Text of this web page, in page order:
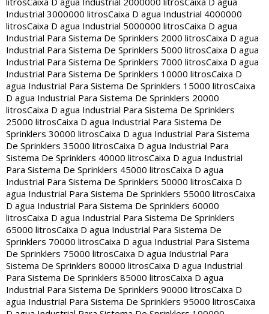
Industrial 3000000 litrosCaixa D agua Industrial 4000000
litrosCaixa D agua Industrial 5000000 litrosCaixa D agua
Industrial Para Sistema De Sprinklers 2000 litrosCaixa D agua
Industrial Para Sistema De Sprinklers 5000 litrosCaixa D agua
Industrial Para Sistema De Sprinklers 7000 litrosCaixa D agua
Industrial Para Sistema De Sprinklers 10000 litrosCaixa D
agua Industrial Para Sistema De Sprinklers 15000 litrosCaixa
D agua Industrial Para Sistema De Sprinklers 20000
litrosCaixa D agua Industrial Para Sistema De Sprinklers
25000 litrosCaixa D agua Industrial Para Sistema De
Sprinklers 30000 litrosCaixa D agua Industrial Para Sistema
De Sprinklers 35000 litrosCaixa D agua Industrial Para
Sistema De Sprinklers 40000 litrosCaixa D agua Industrial
Para Sistema De Sprinklers 45000 litrosCaixa D agua
Industrial Para Sistema De Sprinklers 50000 litrosCaixa D
agua Industrial Para Sistema De Sprinklers 55000 litrosCaixa
D agua Industrial Para Sistema De Sprinklers 60000
litrosCaixa D agua Industrial Para Sistema De Sprinklers
65000 litrosCaixa D agua Industrial Para Sistema De
Sprinklers 70000 litrosCaixa D agua Industrial Para Sistema
De Sprinklers 75000 litrosCaixa D agua Industrial Para
Sistema De Sprinklers 80000 litrosCaixa D agua Industrial
Para Sistema De Sprinklers 85000 litrosCaixa D agua
Industrial Para Sistema De Sprinklers 90000 litrosCaixa D
agua Industrial Para Sistema De Sprinklers 95000 litrosCaixa